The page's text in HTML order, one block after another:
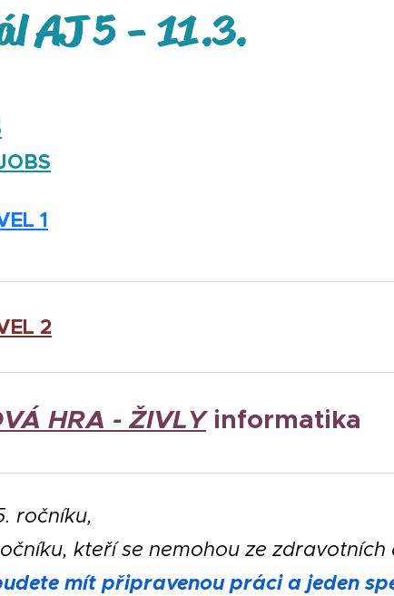
AJ 5 - 11.3.
1
2
HRA - ŽIVLYinformatika
ročníku,
kteří se nemohou ze zdravotních
mít připravenou práci a jeden